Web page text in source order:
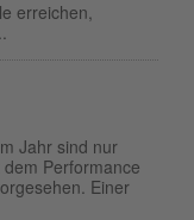
erreichen,
Jahr sind nur
Performance
Einer